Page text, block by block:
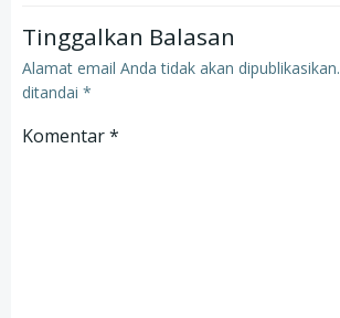
Tinggalkan Balasan
Alamat email Anda tidak akan dipublikasikan.
ditandai *
Komentar*